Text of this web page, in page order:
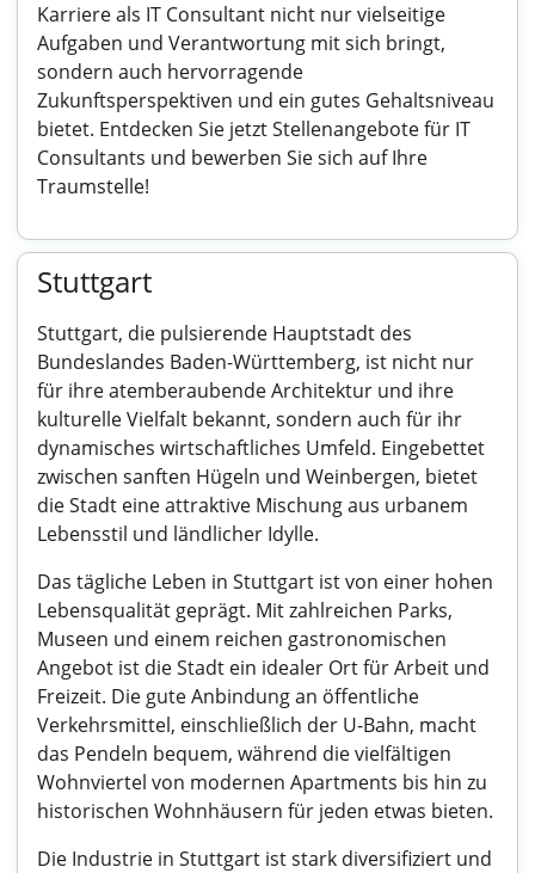
Karriere als IT Consultant nicht nur vielseitige
Aufgaben und Verantwortung mit sich bringt,
sondern auch hervorragende
Zukunftsperspektiven und ein gutes Gehaltsniveau
bietet. Entdecken Sie jetzt Stellenangebote für IT
Consultants und bewerben Sie sich auf Ihre
Traumstelle!
Stuttgart
Stuttgart, die pulsierende Hauptstadt des
Bundeslandes Baden-Württemberg, ist nicht nur
für ihre atemberaubende Architektur und ihre
kulturelle Vielfalt bekannt, sondern auch für ihr
dynamisches wirtschaftliches Umfeld. Eingebettet
zwischen sanften Hügeln und Weinbergen, bietet
die Stadt eine attraktive Mischung aus urbanem
Lebensstil und ländlicher Idylle.
Das tägliche Leben in Stuttgart ist von einer hohen
Lebensqualität geprägt. Mit zahlreichen Parks,
Museen und einem reichen gastronomischen
Angebot ist die Stadt ein idealer Ort für Arbeit und
Freizeit. Die gute Anbindung an öffentliche
Verkehrsmittel, einschließlich der U-Bahn, macht
das Pendeln bequem, während die vielfältigen
Wohnviertel von modernen Apartments bis hin zu
historischen Wohnhäusern für jeden etwas bieten.
Die Industrie in Stuttgart ist stark diversifiziert und